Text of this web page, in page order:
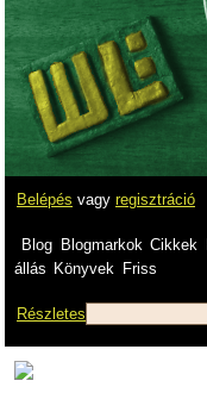
Belépés vagy regisztráció
Blog Blogmarkok Cikkek
állás Könyvek Friss
Részletes